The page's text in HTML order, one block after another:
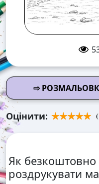
⇨
Оцінити: (
Як безкоштовно
роздрукувати